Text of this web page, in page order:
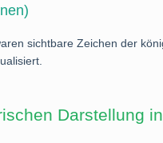
sichtbare Zeichen der
Darstellung